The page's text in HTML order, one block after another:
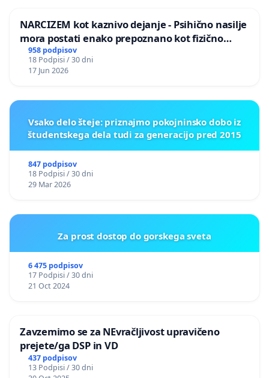
NARCIZEM kot kaznivo dejanje - Psihično nasilje
mora postati enako prepoznano kot fizično
nasilje
958 podpisov
18 Podpisi / 30 dni
17 Jun 2026
Vsako delo šteje: priznajmo pokojninsko dobo iz
študentskega dela tudi za generacijo pred 2015
847 podpisov
18 Podpisi / 30 dni
29 Mar 2026
Za prost dostop do gorskega sveta
6 475 podpisov
17 Podpisi / 30 dni
21 Oct 2024
Zavzemimo se za NEvračljivost upravičeno
prejete/ga DSP in VD
437 podpisov
13 Podpisi / 30 dni